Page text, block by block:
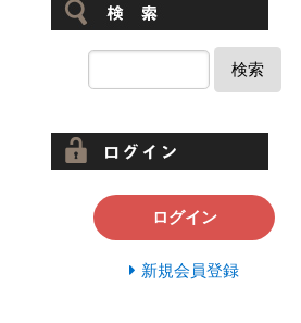
検索
ログイン
新規会員登録